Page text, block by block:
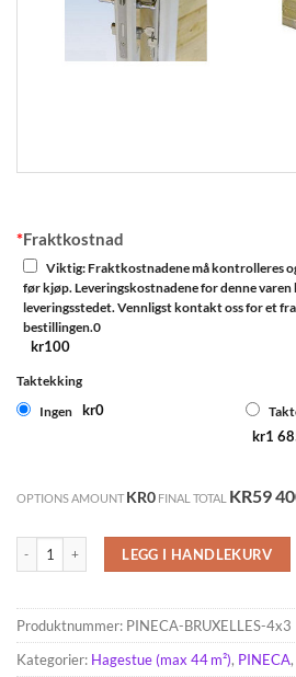
*Fraktkostnad
Viktig: Fraktkostnadene må kontrolleres
før kjøp. Leveringskostnadene for denne varen
leveringsstedet. Vennligst kontakt oss for et
bestillingen.0
kr100
Taktekking
Ingen kr0
kr1
OPTIONS AMOUNT KR0 FINAL TOTAL KR59
LEGG I HANDLEKURV
Produktnummer: PINECA-BRUXELLES-4x3
Kategorier: Hagestue (max 44 m²), PINECA,